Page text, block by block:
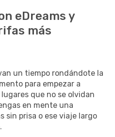
eDreams y
más
un tiempo rondándote la
para empezar a
que no se olvidan
en mente una
sin prisa o ese viaje largo